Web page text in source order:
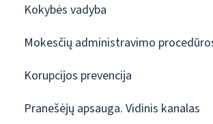
Kokybės vadyba
Mokesčių administravimo
Korupcijos prevencija
Pranešėjų apsauga. Vidinis kanalas